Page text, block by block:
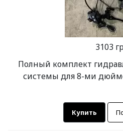
3103
Полный комплект
системы для 8-ми
Купить